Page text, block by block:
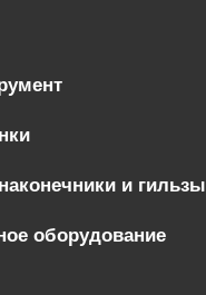
и гильзы
оборудование